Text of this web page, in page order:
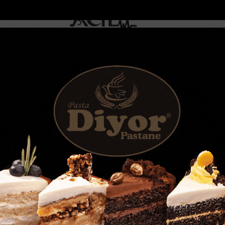
MAGAZİN KADIN-YAŞAM SPOR
Altıncı evladım oldu dediği 74 yıllık cipini,... Savrulan
Yazarlar